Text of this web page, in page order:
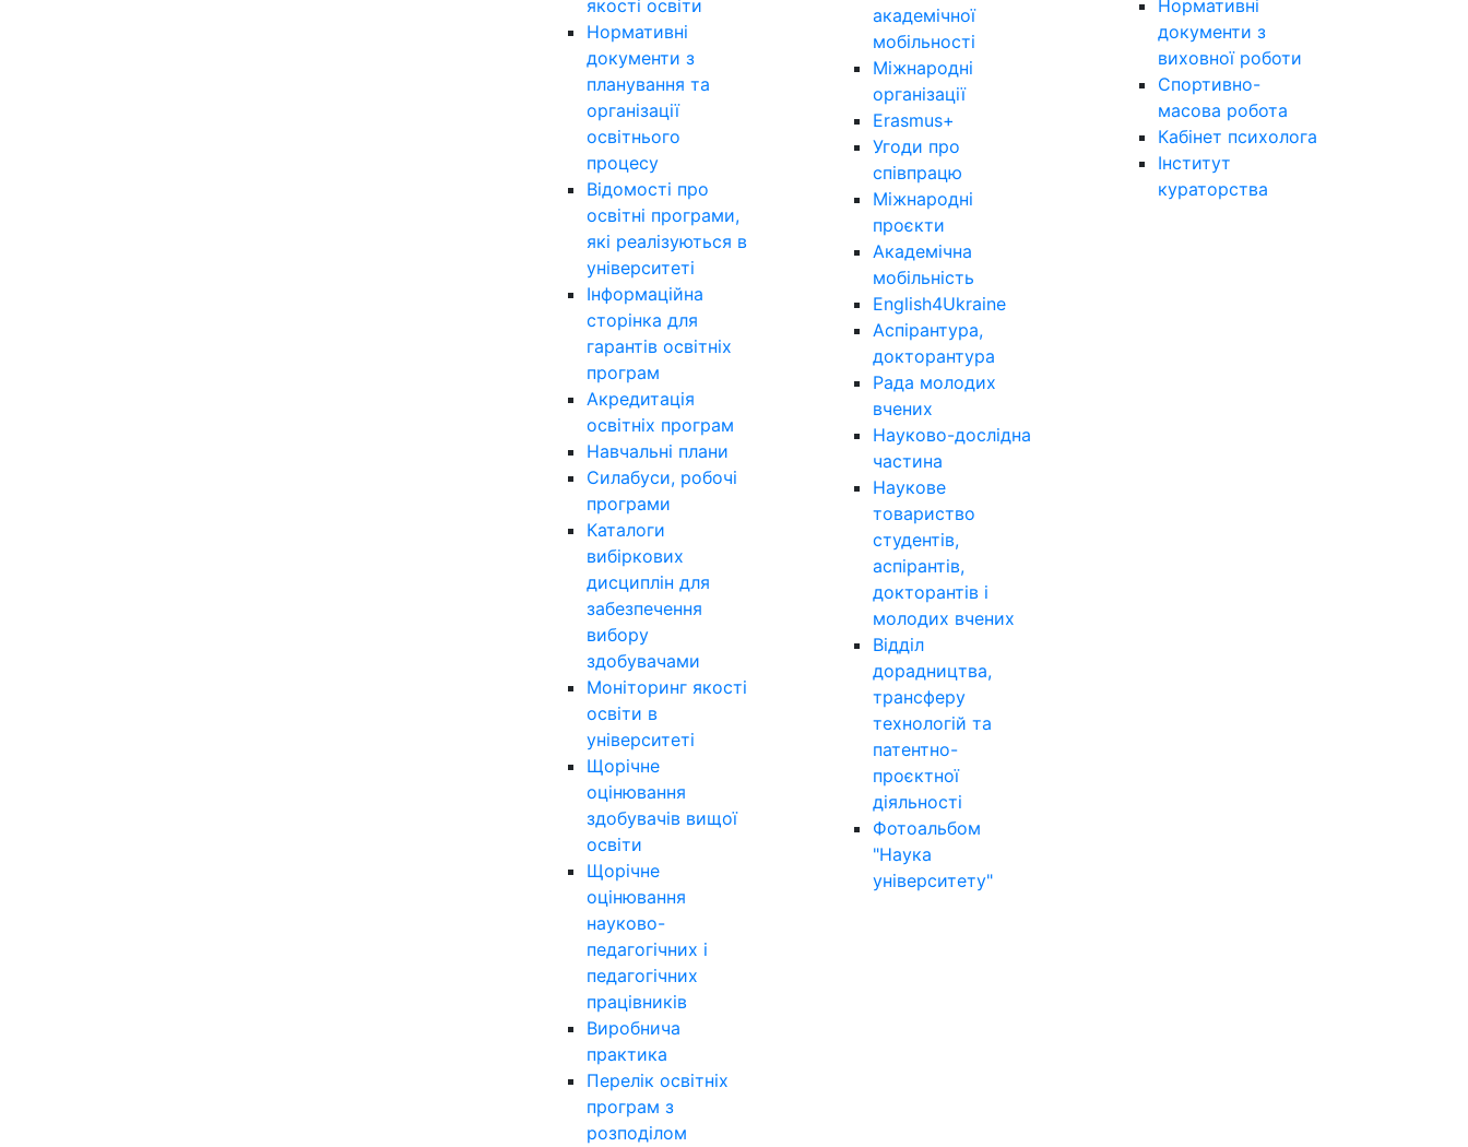
якості освіти
Нормативні
документи з
планування та
організації
освітнього
процесу
Відомості про
освітні програми,
які реалізуються в
університеті
Інформаційна
сторінка для
гарантів освітніх
програм
Акредитація
освітніх програм
Навчальні плани
Силабуси, робочі
програми
Каталоги
вибіркових
дисциплін для
забезпечення
вибору
здобувачами
Моніторинг якості
освіти в
університеті
Щорічне
оцінювання
здобувачів вищої
освіти
Щорічне
оцінювання
науково-
педагогічних і
педагогічних
працівників
Виробнича
практика
Перелік освітніх
програм з
розподілoм
академічної
мобільності
Міжнародні
організації
Erasmus+
Угоди про
співпрацю
Міжнародні
проєкти
Академічна
мобільність
English4Ukraine
Аспірантура,
докторантура
Рада молодих
вчених
Науково-дослідна
частина
Наукове
товариство
студентів,
аспірантів,
докторантів і
молодих вчених
Відділ
дорадництва,
трансферу
технологій та
патентно-
проєктної
діяльності
Фотоальбом
"Наука
університету"
Нормативні
документи з
виховної роботи
Спортивно-
масова робота
Кабінет психолога
Інститут
кураторства